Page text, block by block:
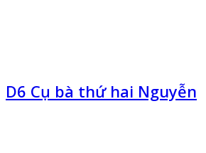
D6 Cụ bà thứ hai Nguyễn